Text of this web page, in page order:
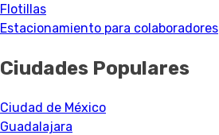
Flotillas
Estacionamiento para colaboradores
Ciudades Populares
Ciudad de México
Guadalajara